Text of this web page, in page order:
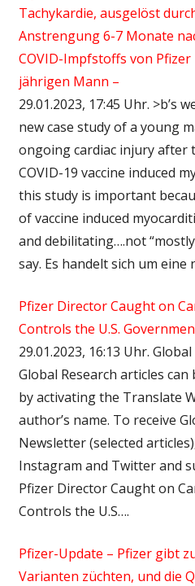
Tachykardie, ausgelöst
Anstrengung 6-7 Monate
COVID-Impfstoffs von
jährigen Mann –
29.01.2023, 17:45 Uhr. >b’s
new case study of a young
ongoing cardiac injury after
COVID-19 vaccine induced
this study is important
of vaccine induced
and debilitating….not
say. Es handelt sich um eine
Pfizer Director Caught on
Controls the U.S.
29.01.2023, 16:13 Uhr.
Global Research articles
by activating the Translate
author’s name. To receive
Newsletter (selected
Instagram and Twitter and
Pfizer Director Caught on
Controls the U.S….
Pfizer-Update – Pfizer gibt
Varianten züchten, und die